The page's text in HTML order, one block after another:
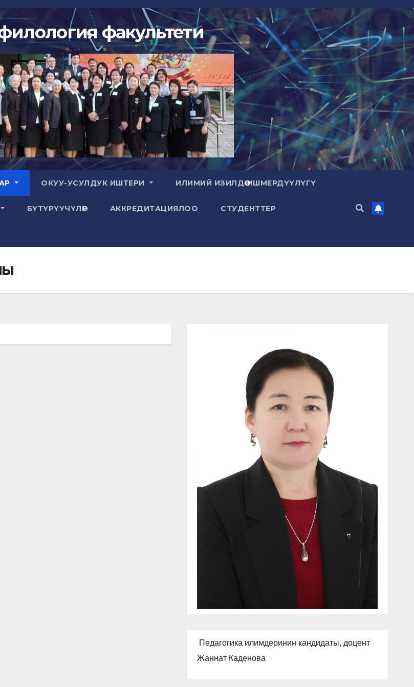
факультети
ОКУУ-УСУЛДУК ИШТЕРИ ИЛИМИЙ ИЗИЛДӨӨ ИШМЕРДҮҮЛҮГҮ
БҮТҮРҮҮЧҮЛӨР АККРЕДИТАЦИЯЛОО СТУДЕНТТЕР
Педагогика илимдеринин кандидаты, доцент
Жаннат Каденова